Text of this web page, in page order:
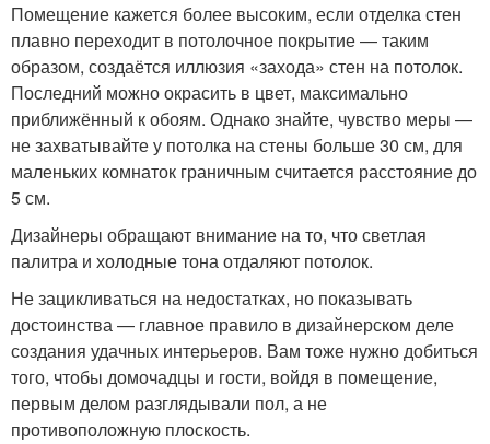
Помещение кажется более высоким, если отделка стен
плавно переходит в потолочное покрытие — таким
образом, создаётся иллюзия «захода» стен на потолок.
Последний можно окрасить в цвет, максимально
приближённый к обоям. Однако знайте, чувство меры —
не захватывайте у потолка на стены больше 30 см, для
маленьких комнаток граничным считается расстояние до
5 см.
Дизайнеры обращают внимание на то, что светлая
палитра и холодные тона отдаляют потолок.
Не зацикливаться на недостатках, но показывать
достоинства — главное правило в дизайнерском деле
создания удачных интерьеров. Вам тоже нужно добиться
того, чтобы домочадцы и гости, войдя в помещение,
первым делом разглядывали пол, а не
противоположную плоскость.